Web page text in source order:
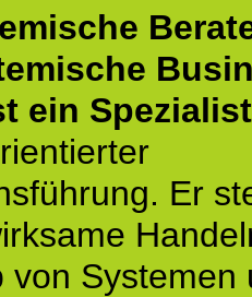
ein
Er
von Systemen